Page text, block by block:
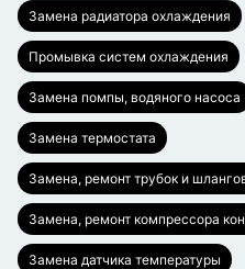
Замена радиатора охлаждения
Промывка систем охлаждения
Замена помпы, водяного насоса
Замена термостата
Замена, ремонт трубок и
Замена, ремонт компрессора
Замена датчика температуры